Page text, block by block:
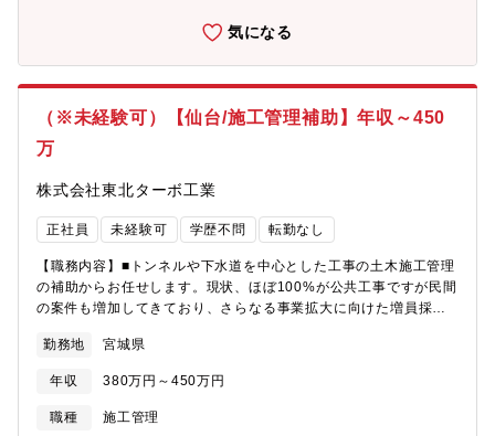
気になる
（※未経験可）【仙台/施工管理補助】年収～450
万
株式会社東北ターボ工業
正社員 未経験可 学歴不問 転勤なし
【職務内容】■トンネルや下水道を中心とした工事の土木施工管理
の補助からお任せします。現状、ほぼ100%が公共工事ですが民間
の案件も増加してきており、さらなる事業拡大に向けた増員採用
経験を積んだ後は現場リーダーとしてのキャリアパスがありま
す！ ≪当社の魅力≫・案件はほとんど盛岡近辺で、地域に根差
して働くことができます。・年次や職種に応じて研修制度を実
施。業務上で必要な免許・資格等のスキルアップについて、規定
勤務地 宮城県
年収 380万円～450万円
職種
施工管理